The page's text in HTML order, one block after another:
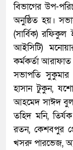
বিভাগের উপ-
অনুষ্ঠিত হয়।
(সার্বিক) রফিকুল
আইসিটি)
কর্মকর্তা
সভাপতি সুকুমার
হাসান টুকুন,
আহমেদ সাঈদ
তহিদ মনি,
রতন, কেশবপুর
খসরু পারভেজ,